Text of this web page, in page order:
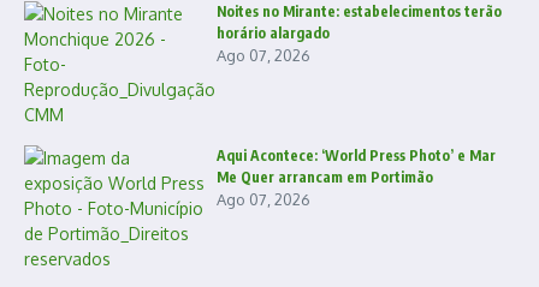
Noites no Mirante: estabelecimentos terão
horário alargado
Ago 07, 2026
Aqui Acontece: ‘World Press Photo’ e Mar
Me Quer arrancam em Portimão
Ago 07, 2026